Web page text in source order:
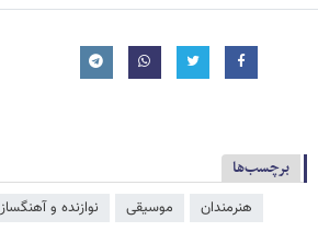
برچسب‌ها
هنرمندان موسیقی نوازنده و آهنگساز